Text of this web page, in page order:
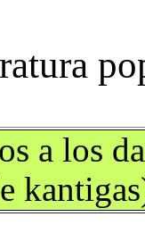
a los